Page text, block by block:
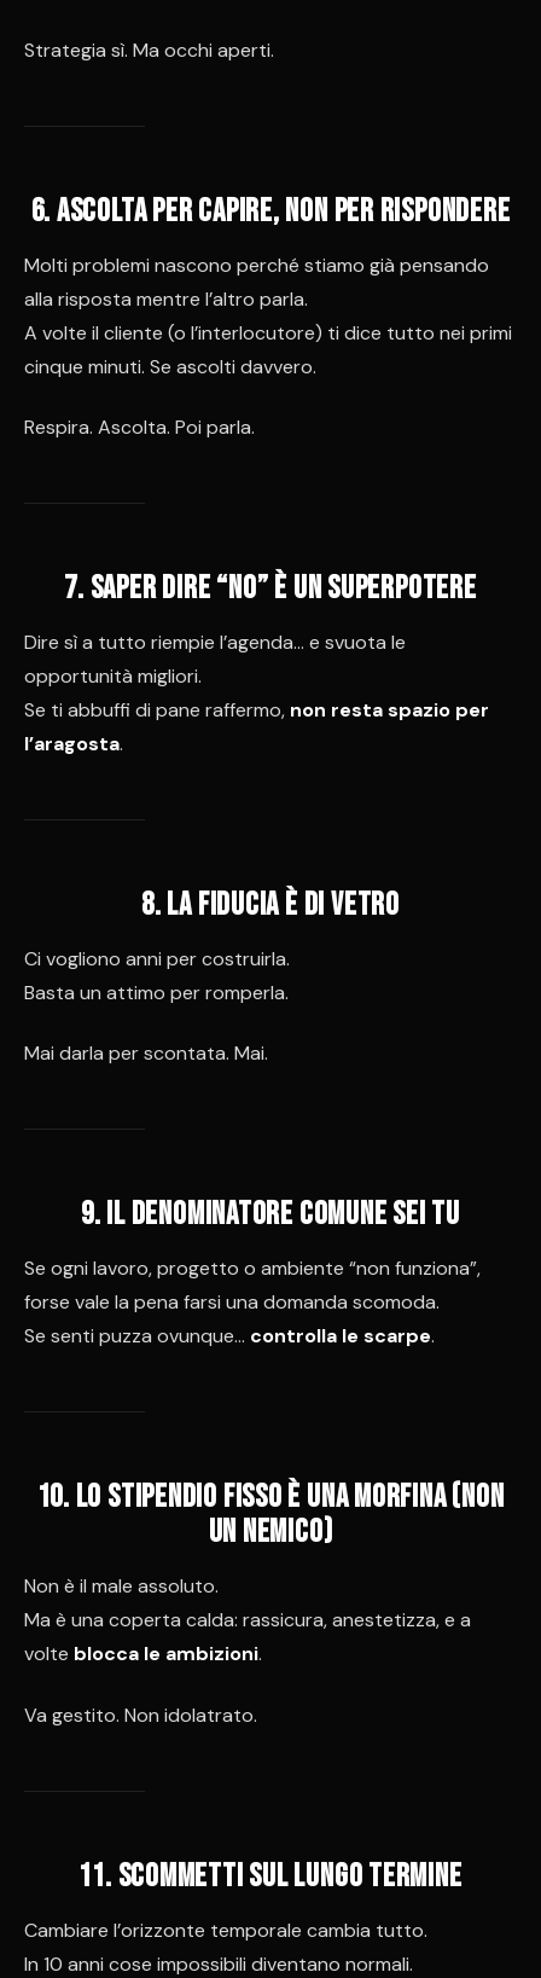
Strategia sì. Ma occhi aperti.
6. Ascolta per capire, non per rispondere
Molti problemi nascono perché stiamo già pensando
alla risposta mentre l’altro parla.
A volte il cliente (o l’interlocutore) ti dice tutto nei primi
cinque minuti. Se ascolti davvero.
Respira. Ascolta. Poi parla.
7. Saper dire “no” è un superpotere
Dire sì a tutto riempie l’agenda… e svuota le
opportunità migliori.
Se ti abbuffi di pane raffermo, non resta spazio per
l’aragosta.
8. La fiducia è di vetro
Ci vogliono anni per costruirla.
Basta un attimo per romperla.
Mai darla per scontata. Mai.
9. Il denominatore comune sei tu
Se ogni lavoro, progetto o ambiente “non funziona”,
forse vale la pena farsi una domanda scomoda.
Se senti puzza ovunque… controlla le scarpe.
10. Lo stipendio fisso è una morfina (non
un nemico)
Non è il male assoluto.
Ma è una coperta calda: rassicura, anestetizza, e a
volte blocca le ambizioni.
Va gestito. Non idolatrato.
11. Scommetti sul lungo termine
Cambiare l’orizzonte temporale cambia tutto.
In 10 anni cose impossibili diventano normali.